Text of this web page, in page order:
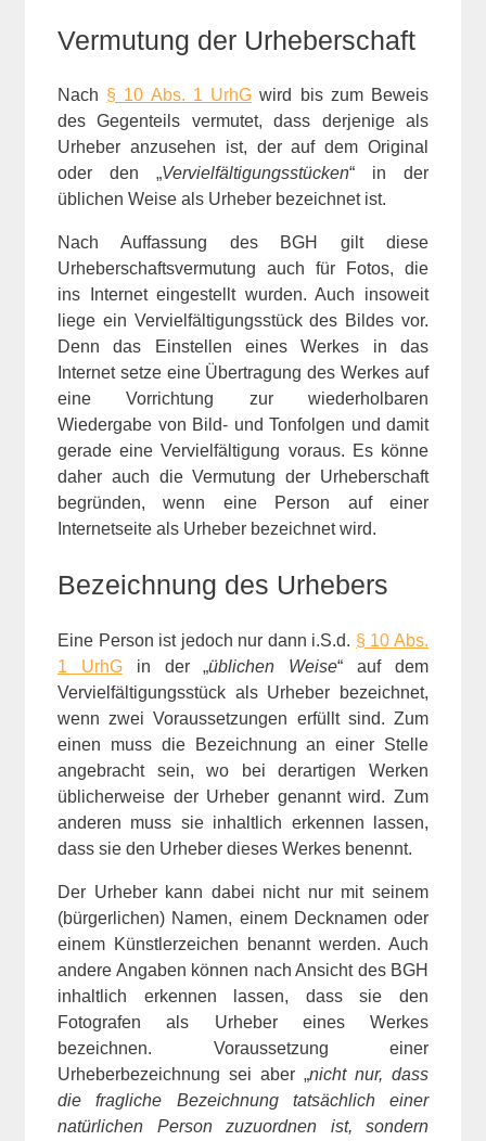
Vermutung der Urheberschaft
Nach § 10 Abs. 1 UrhG wird bis zum Beweis
des Gegenteils vermutet, dass derjenige als
Urheber anzusehen ist, der auf dem Original
oder den „Vervielfältigungsstücken“ in der
üblichen Weise als Urheber bezeichnet ist.
Nach Auffassung des BGH gilt diese
Urheberschaftsvermutung auch für Fotos, die
ins Internet eingestellt wurden. Auch insoweit
liege ein Vervielfältigungsstück des Bildes vor.
Denn das Einstellen eines Werkes in das
Internet setze eine Übertragung des Werkes auf
eine Vorrichtung zur wiederholbaren
Wiedergabe von Bild- und Tonfolgen und damit
gerade eine Vervielfältigung voraus. Es könne
daher auch die Vermutung der Urheberschaft
begründen, wenn eine Person auf einer
Internetseite als Urheber bezeichnet wird.
Bezeichnung des Urhebers
Eine Person ist jedoch nur dann i.S.d. § 10 Abs.
1 UrhGin der „üblichen Weise“ auf dem
Vervielfältigungsstück als Urheber bezeichnet,
wenn zwei Voraussetzungen erfüllt sind. Zum
einen muss die Bezeichnung an einer Stelle
angebracht sein, wo bei derartigen Werken
üblicherweise der Urheber genannt wird. Zum
anderen muss sie inhaltlich erkennen lassen,
dass sie den Urheber dieses Werkes benennt.
Der Urheber kann dabei nicht nur mit seinem
(bürgerlichen) Namen, einem Decknamen oder
einem Künstlerzeichen benannt werden. Auch
andere Angaben können nach Ansicht des BGH
inhaltlich erkennen lassen, dass sie den
Fotografen als Urheber eines Werkes
bezeichnen. Voraussetzung einer
Urheberbezeichnung sei aber „nicht nur, dass
die fragliche Bezeichnung tatsächlich einer
natürlichen Person zuzuordnen ist, sondern